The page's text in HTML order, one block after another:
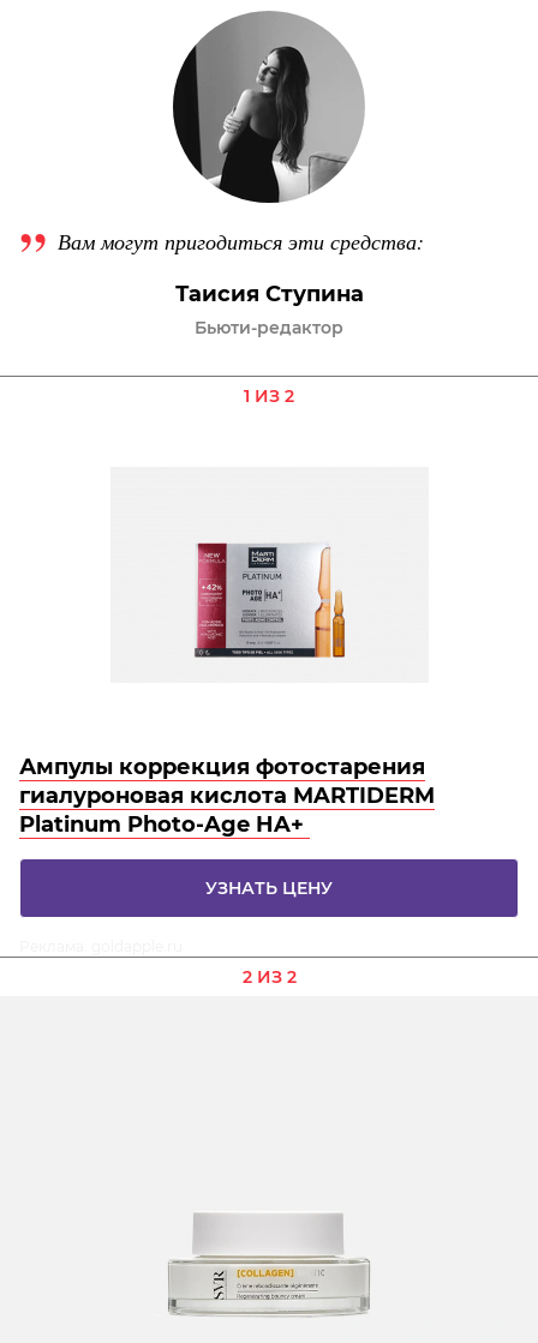
Вам могут пригодиться эти средства:
Таисия Ступина
Бьюти-редактор
1 ИЗ 2
Ампулы коррекция фотостарения
гиалуроновая кислота MARTIDERM
Platinum Photo-Age HA+
УЗНАТЬ ЦЕНУ
2 ИЗ 2